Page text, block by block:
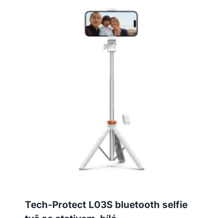
Tech-Protect L03S bluetooth selfie